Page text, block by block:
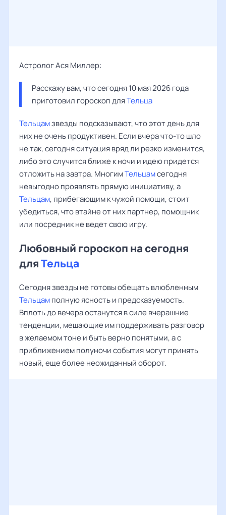
Астролог Ася Миллер:
Расскажу вам, что сегодня 10 мая 2026 года
приготовил гороскоп для Тельца
Тельцамзвезды подсказывают, что этот день для
них не очень продуктивен. Если вчера что-то шло
не так, сегодня ситуация вряд ли резко изменится,
либо это случится ближе к ночи и идею придется
отложить на завтра. МногимТельцамсегодня
невыгодно проявлять прямую инициативу, а
Тельцам, прибегающим к чужой помощи, стоит
убедиться, что втайне от них партнер, помощник
или посредник не ведет свою игру.
Любовный гороскоп на сегодня
дляТельца
Сегодня звезды не готовы обещать влюбленным
Тельцамполную ясность и предсказуемость.
Вплоть до вечера останутся в силе вчерашние
тенденции, мешающие им поддерживать разговор
в желаемом тоне и быть верно понятыми, а с
приближением полуночи события могут принять
новый, еще более неожиданный оборот.